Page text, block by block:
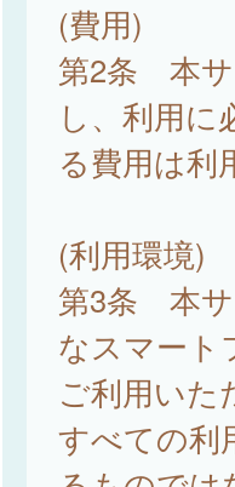
(費用)
第2条 本サ
し、利用に
る費用は利
(利用環境)
第3条 本サ
なスマート
ご利用いた
すべての利